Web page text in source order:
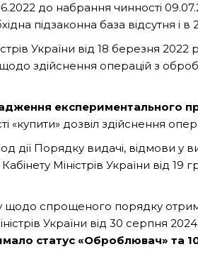
до набрання чинності
підзаконна база відсутня і в
України від 18 березня
здійснення операцій з
експериментального
дозвіл здійснення
Порядку видачі, відмови у
Міністрів України від 19
щодо спрощеного порядку
України від 30 серпня
статус «Оброблювач» та